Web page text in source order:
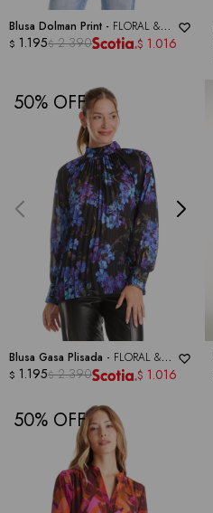
Blusa Dolman Print - FLORAL &
IVY
$ 1.195$ 2.390 $ 1.016
50
Blusa Gasa Plisada - FLORAL &
IVY
$ 1.195$ 2.390 $ 1.016
50